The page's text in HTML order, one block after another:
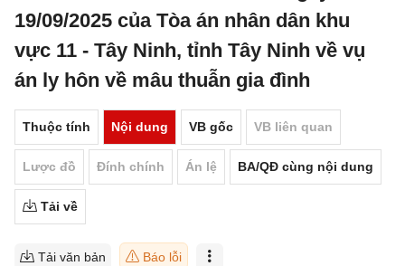
19/09/2025 của Tòa án nhân dân khu
vực 11 - Tây Ninh, tỉnh Tây Ninh về vụ
án ly hôn về mâu thuẫn gia đình
Thuộc tính Nội dung VB gốc VB liên quan
Lược đồ Đính chính Án lệ BA/QĐ cùng nội dung
Tải về
Tải văn bản Báo lỗi